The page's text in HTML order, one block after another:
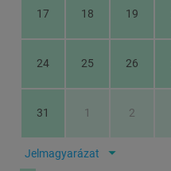
17 18 19
24 25 26
31 1 2
Jelmagyarázat